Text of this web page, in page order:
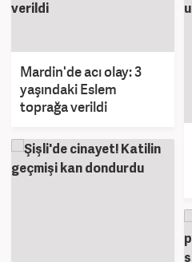
Mardin'de acı olay: 3
yaşındaki Eslem
toprağa verildi